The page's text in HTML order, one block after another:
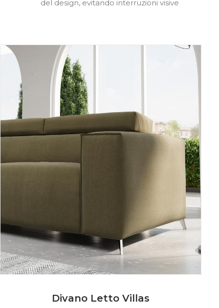
del design, evitando interruzioni visive
Divano Letto Villas